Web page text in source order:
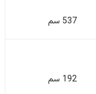
537 سم
192 سم